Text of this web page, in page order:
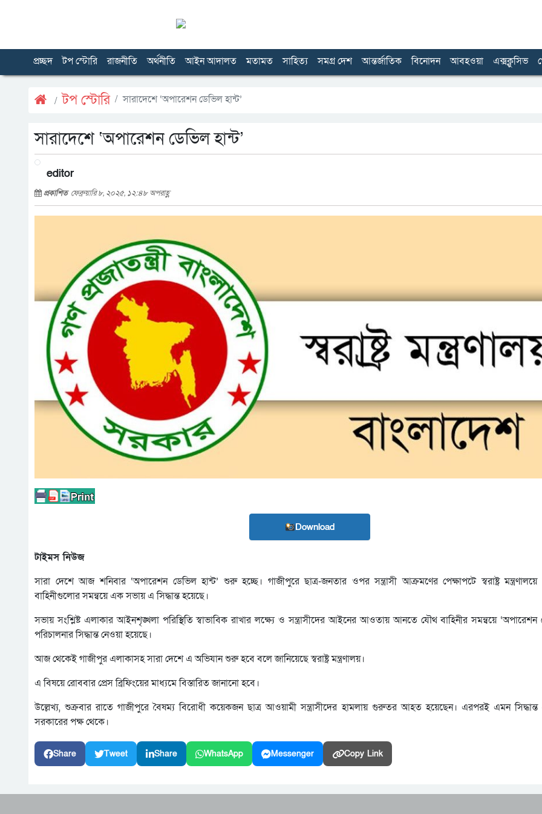
প্রচ্ছদ টপ স্টোরি রাজনীতি অর্থনীতি আইন আদালত মতামত সাহিত্য সমগ্র দেশ আন্তর্জাতিক বিনোদন আবহওয়া এক্সক্লুসিভ
টপ স্টোরি সারাদেশে ‘অপারেশন ডেভিল হান্ট’
সারাদেশে ‘অপারেশন ডেভিল হান্ট’
editor
প্রকাশিত ফেব্রুয়ারি ৮, ২০২৫, ১২:৪৮ অপরাহ্ণ
Download
টাইমস নিউজ
সারা দেশে আজ শনিবার ‘অপারেশন ডেভিল হান্ট’ শুরু হচ্ছে। গাজীপুরে ছাত্র-জনতার ওপর সন্ত্রাসী আক্রমণের পেক্ষাপটে স্বরাষ্ট্র
বাহিনীগুলোর সমন্বয়ে এক সভায় এ সিদ্ধান্ত হয়েছে।
সভায় সংশ্লিষ্ট এলাকার আইনশৃঙ্খলা পরিস্থিতি স্বাভাবিক রাখার লক্ষ্যে ও সন্ত্রাসীদের আইনের আওতায় আনতে যৌথ বাহিনীর সমন্বয়ে ‘অপারেশন
পরিচালনার সিদ্ধান্ত নেওয়া হয়েছে।
আজ থেকেই গাজীপুর এলাকাসহ সারা দেশে এ অভিযান শুরু হবে বলে জানিয়েছে স্বরাষ্ট্র মন্ত্রণালয়।
এ বিষয়ে রোববার প্রেস ব্রিফিংয়ের মাধ্যমে বিস্তারিত জানানো হবে।
উল্লেখ্য, শুক্রবার রাতে গাজীপুরে বৈষম্য বিরোধী কয়েকজন ছাত্র আওয়ামী সন্ত্রাসীদের হামলায় গুরুতর আহত হয়েছেন। এরপরই এমন
সরকারের পক্ষ থেকে।
Share Tweet Share WhatsApp Messenger Copy Link